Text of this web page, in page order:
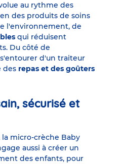
au rythme des
des produits de soins
l'environnement, de
qui réduisent
Du côté de
d'un traiteur
des repas et des goûters
sécurisé et
micro-crèche Baby
aussi à créer un
des enfants, pour